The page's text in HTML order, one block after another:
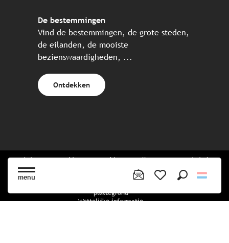
menu
De bestemmingen
Vind de bestemmingen, de grote steden,
de eilanden, de mooiste
bezienswaardigheden, ...
Ontdekken
Website gecreëerd in samenwerking met alle Bretonse toeristische
plattegrond
Wettelijke informatie